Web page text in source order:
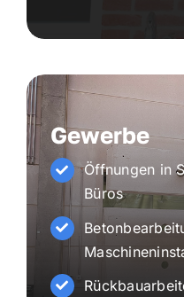
Gewerbe
Öffnungen in
Büros